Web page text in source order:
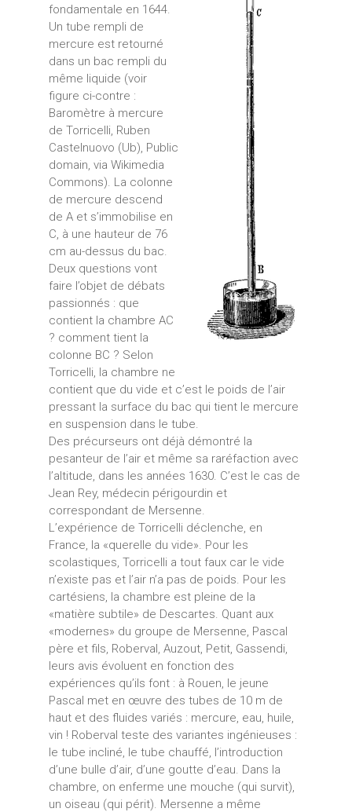
fondamentale en 1644.
Un tube rempli de
mercure est retourné
dans un bac rempli du
même liquide (voir
figure ci-contre :
Baromètre à mercure
de Torricelli, Ruben
Castelnuovo (Ub), Public
domain, via Wikimedia
Commons). La colonne
de mercure descend
de A et s’immobilise en
C, à une hauteur de 76
cm au-dessus du bac.
Deux questions vont
faire l’objet de débats
passionnés : que
contient la chambre AC
? comment tient la
colonne BC ? Selon
Torricelli, la chambre ne
contient que du vide et c’est le poids de l’air
pressant la surface du bac qui tient le mercure
en suspension dans le tube.
Des précurseurs ont déjà démontré la
pesanteur de l’air et même sa raréfaction avec
l’altitude, dans les années 1630. C’est le cas de
Jean Rey, médecin périgourdin et
correspondant de Mersenne.
L’expérience de Torricelli déclenche, en
France, la «querelle du vide». Pour les
scolastiques, Torricelli a tout faux car le vide
n’existe pas et l’air n’a pas de poids. Pour les
cartésiens, la chambre est pleine de la
«matière subtile» de Descartes. Quant aux
«modernes» du groupe de Mersenne, Pascal
père et fils, Roberval, Auzout, Petit, Gassendi,
leurs avis évoluent en fonction des
expériences qu’ils font : à Rouen, le jeune
Pascal met en œuvre des tubes de 10 m de
haut et des fluides variés : mercure, eau, huile,
vin ! Roberval teste des variantes ingénieuses :
le tube incliné, le tube chauffé, l’introduction
d’une bulle d’air, d’une goutte d’eau. Dans la
chambre, on enferme une mouche (qui survit),
un oiseau (qui périt). Mersenne a même